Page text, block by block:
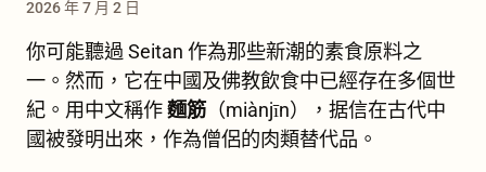
2026 年 7 月 2 日
你可能聽過 Seitan 作為那些新潮的素食原料之
一。然而，它在中國及佛教飲食中已經存在多個世
紀。用中文稱作麵筋 （miànjīn），据信在古代中
國被發明出來，作為僧侶的肉類替代品。